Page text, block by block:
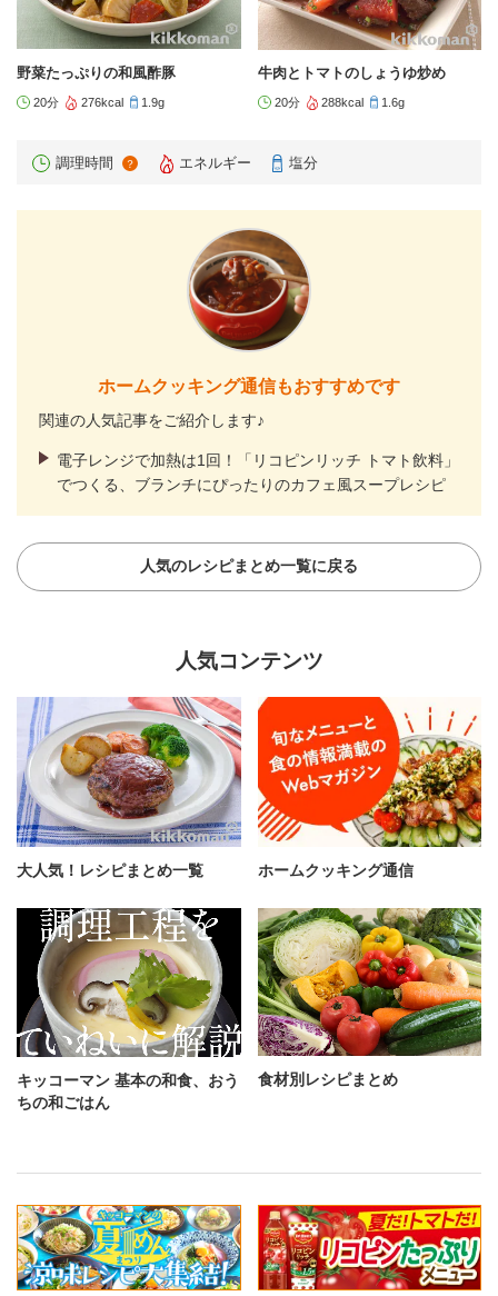
野菜たっぷりの和風酢豚
20分 276kcal 1.9g
牛肉とトマトのしょうゆ炒め
20分 288kcal 1.6g
調理時間 ？ エネルギー 塩分
ホームクッキング通信もおすすめです
関連の人気記事をご紹介します♪
電子レンジで加熱は1回！「リコピンリッチ トマト飲料」
でつくる、ブランチにぴったりのカフェ風スープレシピ
人気のレシピまとめ一覧に戻る
人気コンテンツ
大人気！レシピまとめ一覧 ホームクッキング通信
キッコーマン 基本の和食、おう
ちの和ごはん
食材別レシピまとめ